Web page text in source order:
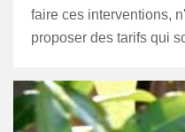
faire ces interventions,
proposer des tarifs qui